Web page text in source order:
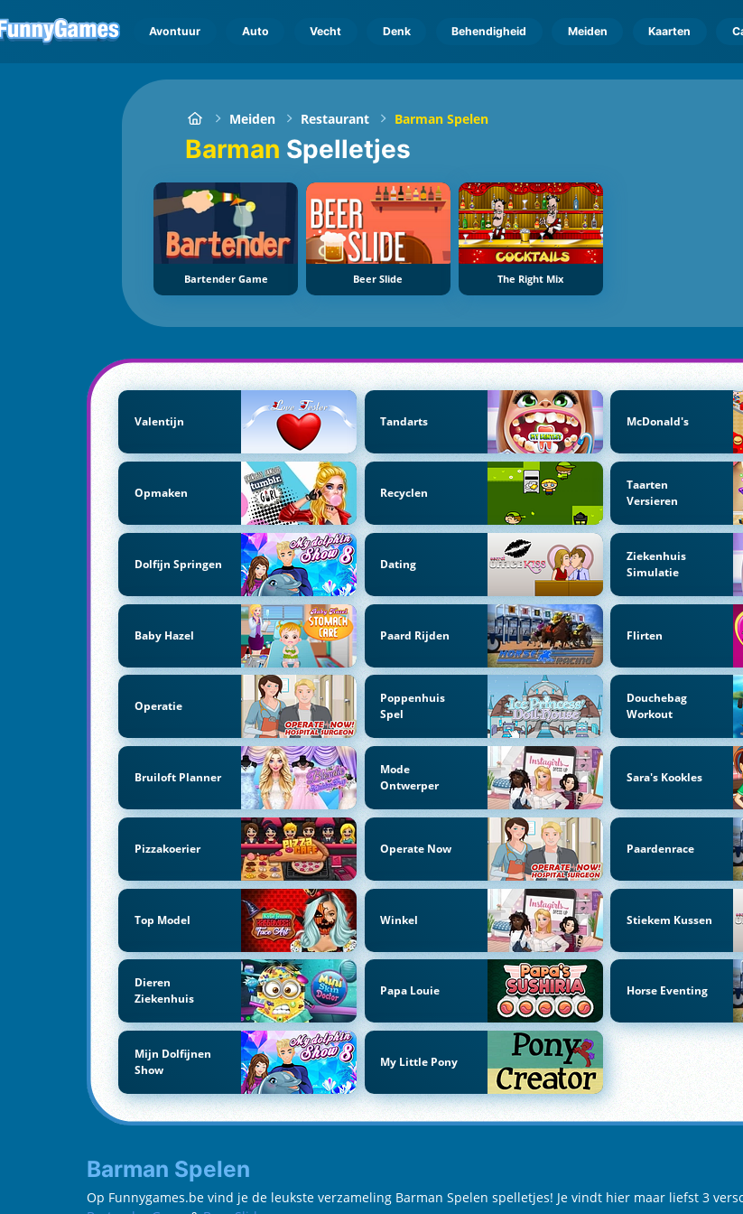
Avontuur Auto Vecht Denk Behendigheid Meiden Kaarten
Meiden Restaurant Barman Spelen
Barman Spelletjes
Bartender Game Beer Slide The Right Mix
Valentijn Tandarts McDonald's
Opmaken Recyclen
Taarten
Versieren
Dolfijn Springen Dating
Ziekenhuis
Simulatie
Baby Hazel Paard Rijden Flirten
Operatie
Poppenhuis
Spel
Douchebag
Workout
Bruiloft Planner
Mode
Ontwerper
Sara's Kookles
Pizzakoerier Operate Now Paardenrace
Top Model Winkel Stiekem Kussen
Dieren
Ziekenhuis
Papa Louie Horse Eventing
Mijn Dolfijnen
Show
My Little Pony
Barman Spelen
Op Funnygames.be vind je de leukste verzameling Barman Spelen spelletjes! Je vindt hier maar liefst 3